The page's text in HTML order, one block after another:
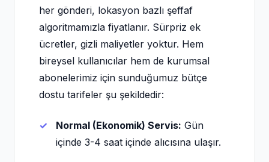
her gönderi, lokasyon bazlı şeffaf
algoritmamızla fiyatlanır. Sürpriz ek
ücretler, gizli maliyetler yoktur. Hem
bireysel kullanıcılar hem de kurumsal
abonelerimiz için sunduğumuz bütçe
dostu tarifeler şu şekildedir:
Normal (Ekonomik) Servis: Gün
içinde 3-4 saat içinde alıcısına ulaşır.